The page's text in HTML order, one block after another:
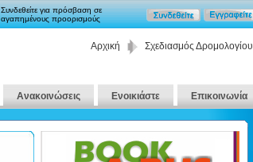
Συνδεθείτε για πρόσβαση σε
αγαπημένους προορισμούς
Αρχική Σχεδιασμός Δρομολογίου
Ανακοινώσεις Ενοικιάστε Επικοινωνία